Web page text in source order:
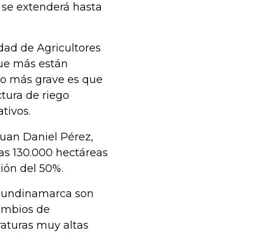
extenderá hasta
de Agricultores
más están
más grave es que
de riego
Daniel Pérez,
130.000 hectáreas
del 50%.
son
de
muy altas